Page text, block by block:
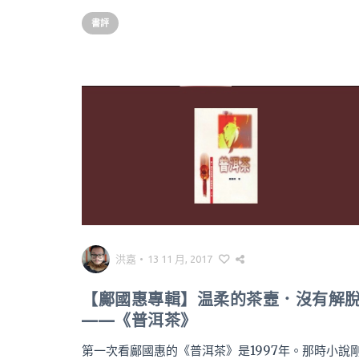
書評
洪嘉 • 13 11 月, 2017
【鄺國惠專輯】温柔的茶壼．沒有解
——《普洱茶》
第一次看鄺國惠的《普洱茶》是1997年。那時小說剛